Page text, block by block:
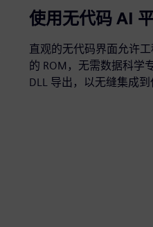
使用无代码 AI
直观的无代码界面允许
的 ROM，无需数据科学
DLL 导出，以无缝集成